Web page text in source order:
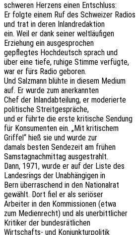
schwe­ren Herzens einen Entschluss:
Er folgte einem Ruf des Schwei­zer Radios
und trat in deren Inlandredaktion
ein. Weil er dank seiner weltläufigen
Erzie­hung ein ausgesprochen
gepfleg­tes Hoch­deutsch sprach und
über eine tiefe, ruhige Stimme verfügte,
war er fürs Radio geboren.
Und Salz­mann blühte in diesem Medium
auf. Er wurde zum anerkannten
Chef der Inland­ab­tei­lung, er moderierte
poli­ti­sche Streitgespräche,
und er führte die erste kriti­sche Sendung
für Konsu­men­ten ein. „Mit kritischem
Grif­fel“ hieß sie und wurde zur
damals besten Sende­zeit am frühen
Sams­tag­nach­mit­tag ausgestrahlt.
Dann, 1971, wurde er auf der Liste des
Landes­rings der Unab­hän­gi­gen in
Bern über­ra­schend in den Nationalrat
gewählt. Dort fiel er als seriöser
Arbei­ter in den Kommis­sio­nen (etwa
zum Medi­en­recht) und als unerbittlicher
Kriti­ker der bundesrätlichen
Wirt­schafts- und Konjunkturpolitik